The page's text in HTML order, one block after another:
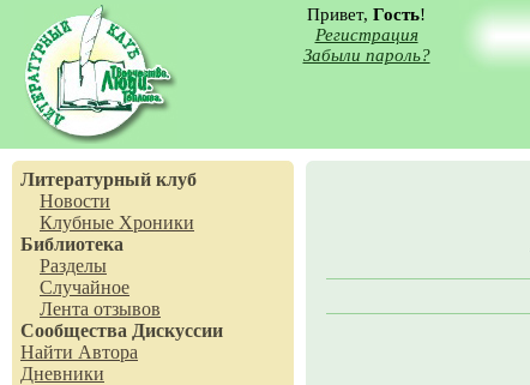
Привет, Гость!
Регистрация
Забыли пароль?
Литературный клуб
Новости
Клубные Хроники
Библиотека
Разделы
Случайное
Лента отзывов
Сообщества Дискуссии
Найти Автора
Дневники